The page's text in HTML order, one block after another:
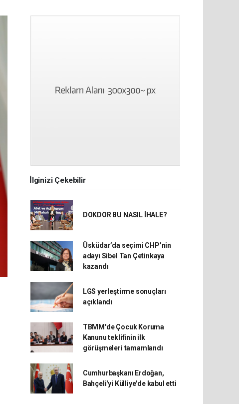
İlginizi Çekebilir
DOKDOR BU NASIL İHALE?
Üsküdar’da seçimi CHP’nin
adayı Sibel Tan Çetinkaya
kazandı
LGS yerleştirme sonuçları
açıklandı
TBMM'de Çocuk Koruma
Kanunu teklifinin ilk
görüşmeleri tamamlandı
Cumhurbaşkanı Erdoğan,
Bahçeli'yi Külliye'de kabul etti